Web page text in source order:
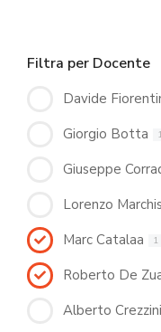
Filtra per Docente
Davide
Giorgio Botta 1
Giuseppe
Lorenzo
Marc Catalaa 1
Roberto De
Alberto